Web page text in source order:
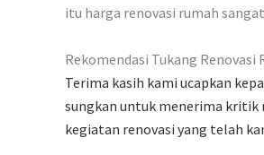
itu harga renovasi rumah
Rekomendasi Tukang Renovasi
Terima kasih kami ucapkan
sungkan untuk menerima kritik
kegiatan renovasi yang telah